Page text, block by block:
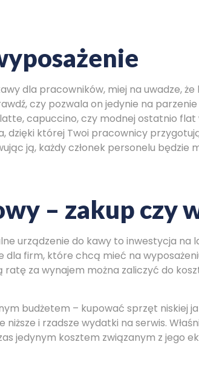
dla pracowników, miej na uwadze,
czy pozwala on jedynie na
capuccino, czy modnej ostatnio
dzięki której Twoi pracownicy
ją, każdy członek personelu będzie
– zakup czy
urządzenie do kawy to inwestycja
dla firm, które chcą mieć na
za wynajem można zaliczyć do
budżetem – kupować sprzęt niskiej
i rzadsze wydatki na serwis.
jedynym kosztem związanym z jego